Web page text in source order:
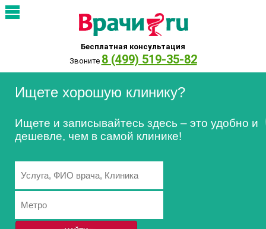
Бесплатная консультация
Звоните 8 (499) 519-35-82
Ищете хорошую клинику?
Ищете и записывайтесь здесь – это удобно и
дешевле, чем в самой клинике!